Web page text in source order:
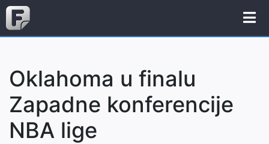
Oklahoma u finalu
Zapadne konferencije
NBA lige